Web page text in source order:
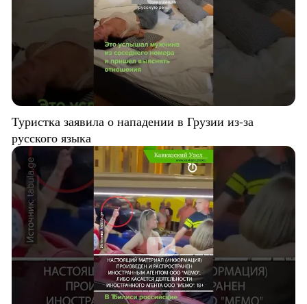
Туристка заявила о нападении в Грузии из-за
русского языка